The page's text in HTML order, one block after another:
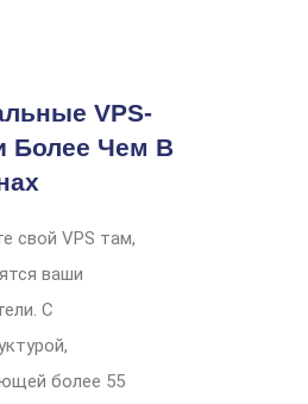
VPS-
Более Чем В
свой VPS там,
ваши
С
более 55